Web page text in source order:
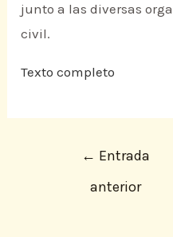
junto a las diversas
civil.
Texto completo
← Entrada
anterior